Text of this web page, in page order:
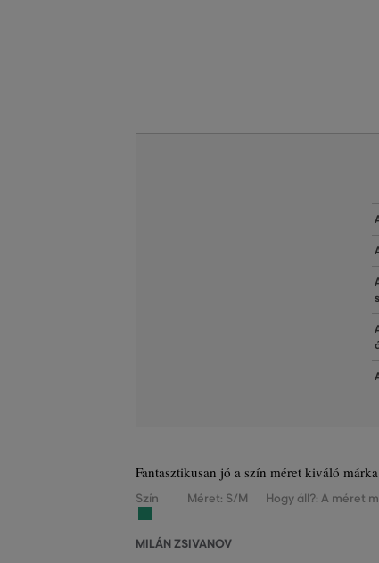
Fantasztikusan jó a szín méret kiváló
Szín Méret: S/M Hogy áll?: A méret
MILÁN ZSIVANOV